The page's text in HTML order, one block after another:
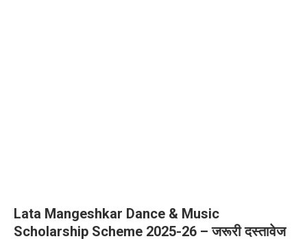
Lata Mangeshkar Dance & Music
Scholarship Scheme 2025-26 – जरूरी दस्तावेज